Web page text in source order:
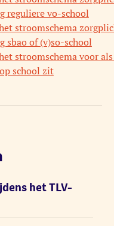
reguliere vo-school
stroomschema
sbao of (v)so-school
stroomschema voor
school zit
het TLV-